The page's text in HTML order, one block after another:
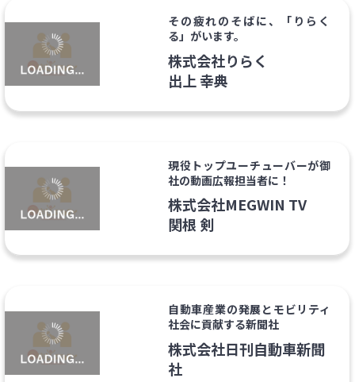
その疲れのそばに、「りらく
る」がいます。
株式会社りらく
出上 幸典
現役トップユーチューバーが御
社の動画広報担当者に！
株式会社MEGWIN TV
関根 剣
自動車産業の発展とモビリティ
社会に貢献する新聞社
株式会社日刊自動車新聞
社